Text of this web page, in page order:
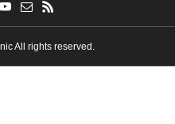
All rights reserved.